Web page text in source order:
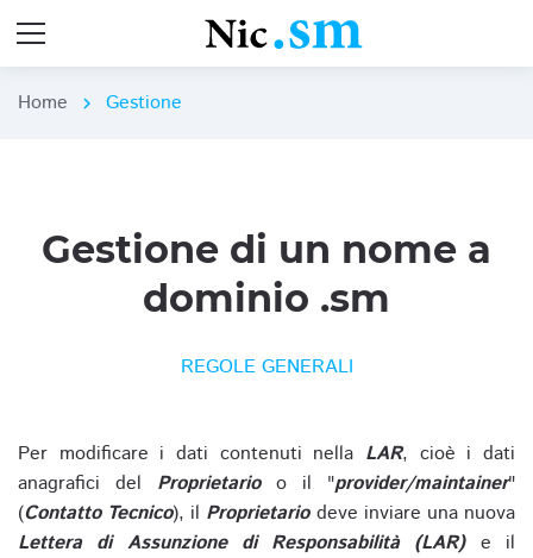
Home chevron_right Gestione
Gestione di un nome a
dominio .sm
REGOLE GENERALI
Per modificare i dati contenuti nella LAR, cioè i dati
anagrafici del Proprietarioo il "provider/maintainer"
(Contatto Tecnico), il Proprietariodeve inviare una nuova
Lettera di Assunzione di Responsabilità (LAR)e il